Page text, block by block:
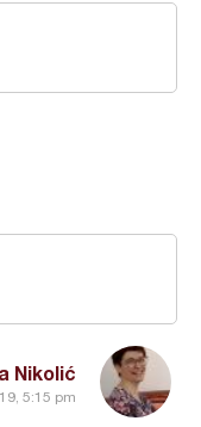
Nikolić
5:15 pm